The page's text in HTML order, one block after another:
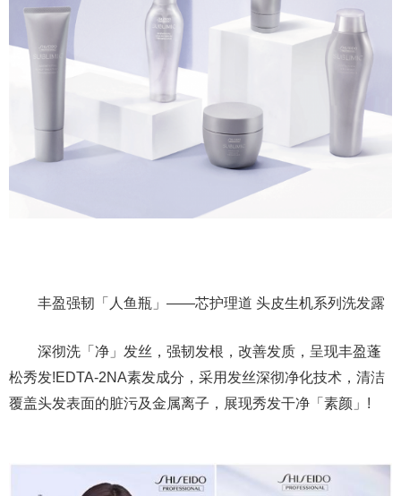
丰盈强韧「人鱼瓶」——芯护理道 头皮生机系列洗发露
深彻洗「净」发丝，强韧发根，改善发质，呈现丰盈蓬
松秀发!EDTA-2NA素发成分，采用发丝深彻净化技术，清洁
覆盖头发表面的脏污及金属离子，展现秀发干净「素颜」!